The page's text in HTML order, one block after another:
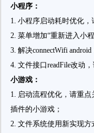
小程序：
1. 小程序启动耗时优化
2. 菜单增加“重新进入小
3. 解决connectWifi
4. 文件接口readFile改动
小游戏：
1. 启动流程优化，请重
插件的小游戏；
2. 文件系统使用新实现方